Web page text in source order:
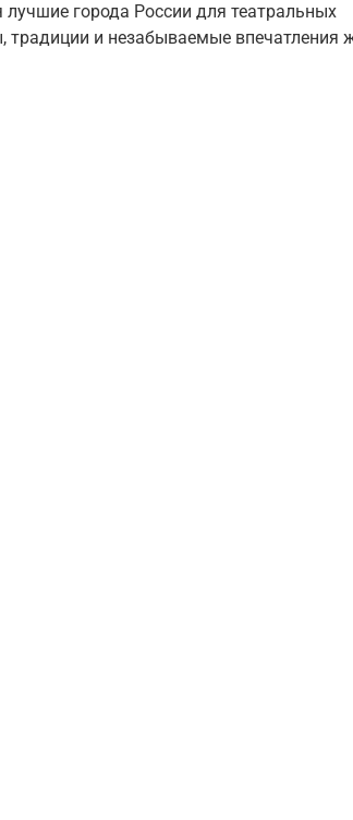
города России для театральных
традиции и незабываемые впечатления